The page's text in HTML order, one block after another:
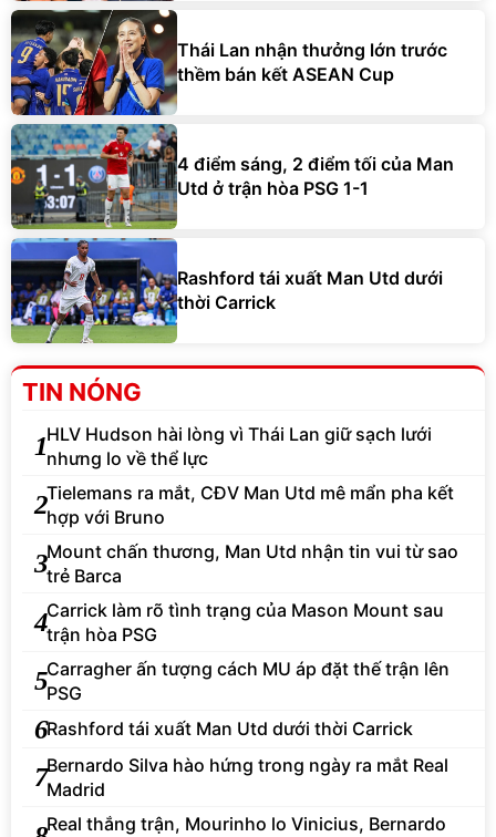
Thái Lan nhận thưởng lớn trước
thềm bán kết ASEAN Cup
4 điểm sáng, 2 điểm tối của Man
Utd ở trận hòa PSG 1-1
Rashford tái xuất Man Utd dưới
thời Carrick
TIN NÓNG
1HLV Hudson hài lòng vì Thái Lan giữ sạch lưới
nhưng lo về thể lực
2Tielemans ra mắt, CĐV Man Utd mê mẩn pha kết
hợp với Bruno
3Mount chấn thương, Man Utd nhận tin vui từ sao
trẻ Barca
4Carrick làm rõ tình trạng của Mason Mount sau
trận hòa PSG
5Carragher ấn tượng cách MU áp đặt thế trận lên
PSG
6Rashford tái xuất Man Utd dưới thời Carrick
7Bernardo Silva hào hứng trong ngày ra mắt Real
Madrid
Real thắng trận, Mourinho lo Vinicius, Bernardo